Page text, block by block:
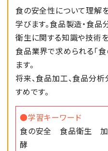
2025/03/07
【食品科学科
ビジネスプラ
エンス賞」 受
2025/02/20
2025/02/20
食の安全性について理解
学びます。食品製造・食
衛生に関する知識や技術
食品業界で求められる「食
ます。
将来、食品加工、食品分
すめです。
●学習キーワード
食の安全 食品衛生
酵